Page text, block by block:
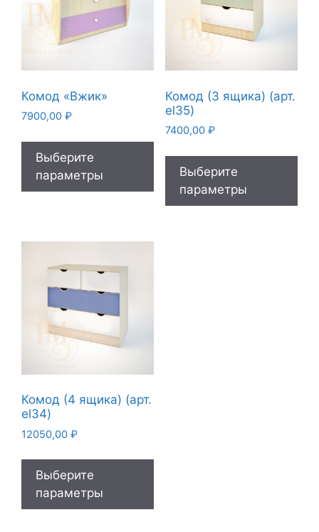
Комод «Вжик»
7900,00 ₽
Выберите
параметры
Комод (3 ящика) (арт.
el35)
7400,00 ₽
Выберите
параметры
Комод (4 ящика) (арт.
el34)
12050,00 ₽
Выберите
параметры